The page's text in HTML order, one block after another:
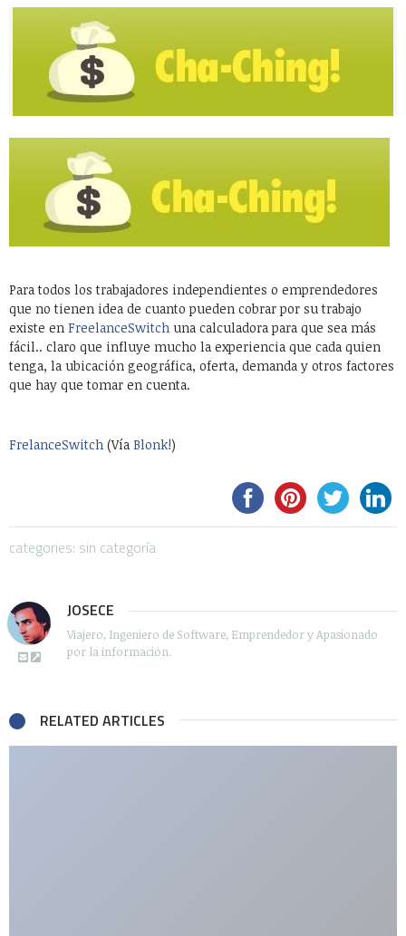
Para todos los trabajadores independientes o emprendedores
que no tienen idea de cuanto pueden cobrar por su trabajo
existe en FreelanceSwitch una calculadora para que sea más
fácil.. claro que influye mucho la experiencia que cada quien
tenga, la ubicación geográfica, oferta, demanda y otros factores
que hay que tomar en cuenta.
FrelanceSwitch (Vía Blonk!)
categories: sin categoría
JOSECE
Viajero, Ingeniero de Software, Emprendedor y Apasionado
por la información.
RELATED ARTICLES